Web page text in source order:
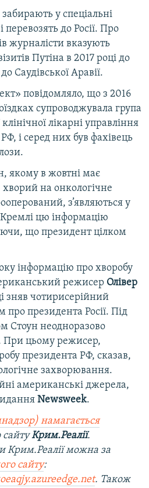
у спеціальні
перевозять до Росії. Про
журналісти вказують
Путіна в 2017 році до
Саудівської Аравії.
повідомляло, що з 2016
супроводжувала група
лікарні управління
і серед них був фахівець
якому в жовтні має
на онкологічне
з’являються у
цю інформацію
що президент цілком
інформацію про хворобу
режисер Олівер
зняв чотирисерійний
президента Росії. Під
Стоун неодноразово
При цьому режисер,
президента РФ, сказав,
захворювання.
американські джерела,
Newsweek.
намагається
сайтуКрим.Реалії.
Крим.Реалії можна за
сайту:
. Також